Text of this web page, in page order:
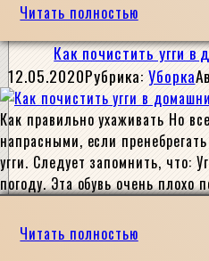
Читать полностью
Как почистить угги
12.05.2020Рубрика: Уборка
Как правильно ухаживать Но
напрасными, если
угги. Следует запомнить, что:
погоду. Эта обувь очень плохо
Читать полностью